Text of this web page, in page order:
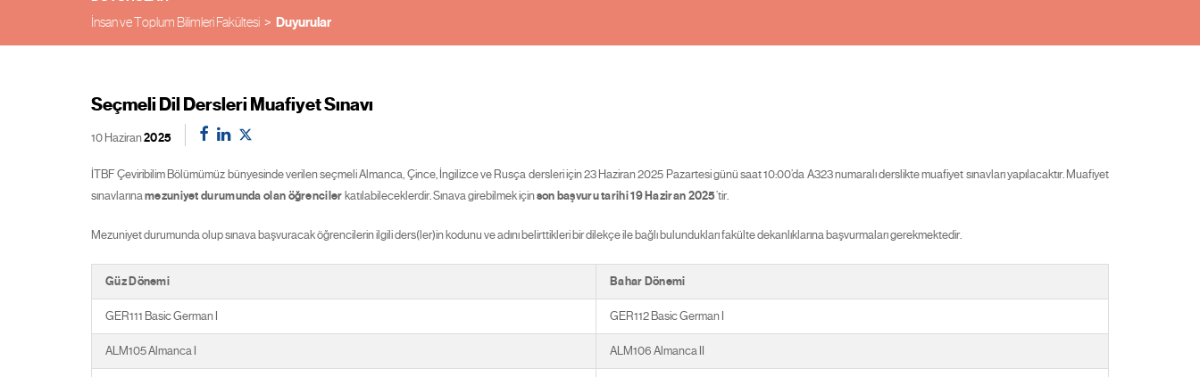
İnsan ve Toplum Bilimleri Fakültesi Duyurular
Seçmeli Dil Dersleri Muafiyet Sınavı
10 Haziran2025
İTBF Çeviribilim Bölümümüz bünyesinde verilen seçmeli Almanca, Çince, İngilizce ve Rusça dersleri için 23 Haziran 2025 Pazartesi günü saat 10:00’da A323 numaralı derslikte muafiyet sınavları yapılacaktır. Muafiyet
sınavlarınamezuniyet durumunda olan öğrenciler katılabileceklerdir. Sınava girebilmek içinson başvuru tarihi 19 Haziran 2025’tir.
Mezuniyet durumunda olup sınava başvuracak öğrencilerin ilgili ders(ler)in kodunu ve adını belirttikleri bir dilekçe ile bağlı bulundukları fakülte dekanlıklarına başvurmaları gerekmektedir.
Güz Dönemi Bahar Dönemi
GER111 Basic German I GER112 Basic German I
ALM105 Almanca I ALM106 Almanca II